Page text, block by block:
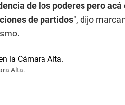
de los poderes pero
de partidos", dijo
Alta.